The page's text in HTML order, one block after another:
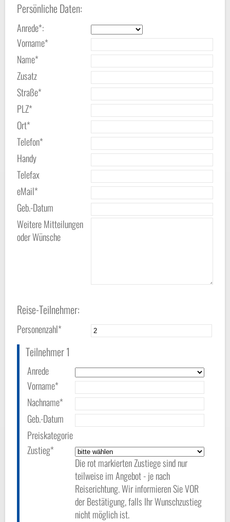
Persönliche Daten:
Anrede*:
Vorname*
Name*
Zusatz
Straße*
PLZ*
Ort*
Telefon*
Handy
Telefax
eMail*
Geb.-Datum
Weitere Mitteilungen
oder Wünsche
Reise-Teilnehmer:
Personenzahl*
Teilnehmer 1
Anrede
Vorname*
Nachname*
Geb.-Datum
Preiskategorie
Zustieg*
Die rot markierten Zustiege sind nur
teilweise im Angebot - je nach
Reiserichtung. Wir informieren Sie VOR
der Bestätigung, falls Ihr Wunschzustieg
nicht möglich ist.